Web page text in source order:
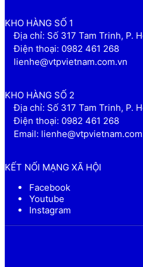
KHO HÀNG SỐ 1
Địa chỉ: Số 317 Tam Trinh, P.
Điện thoại: 0982 461 268
lienhe@vtpvietnam.com.vn
KHO HÀNG SỐ 2
Địa chỉ: Số 317 Tam Trinh, P.
Điện thoại: 0982 461 268
Email:
KẾT NỐI MẠNG XÃ HỘI
Facebook
Youtube
Instagram